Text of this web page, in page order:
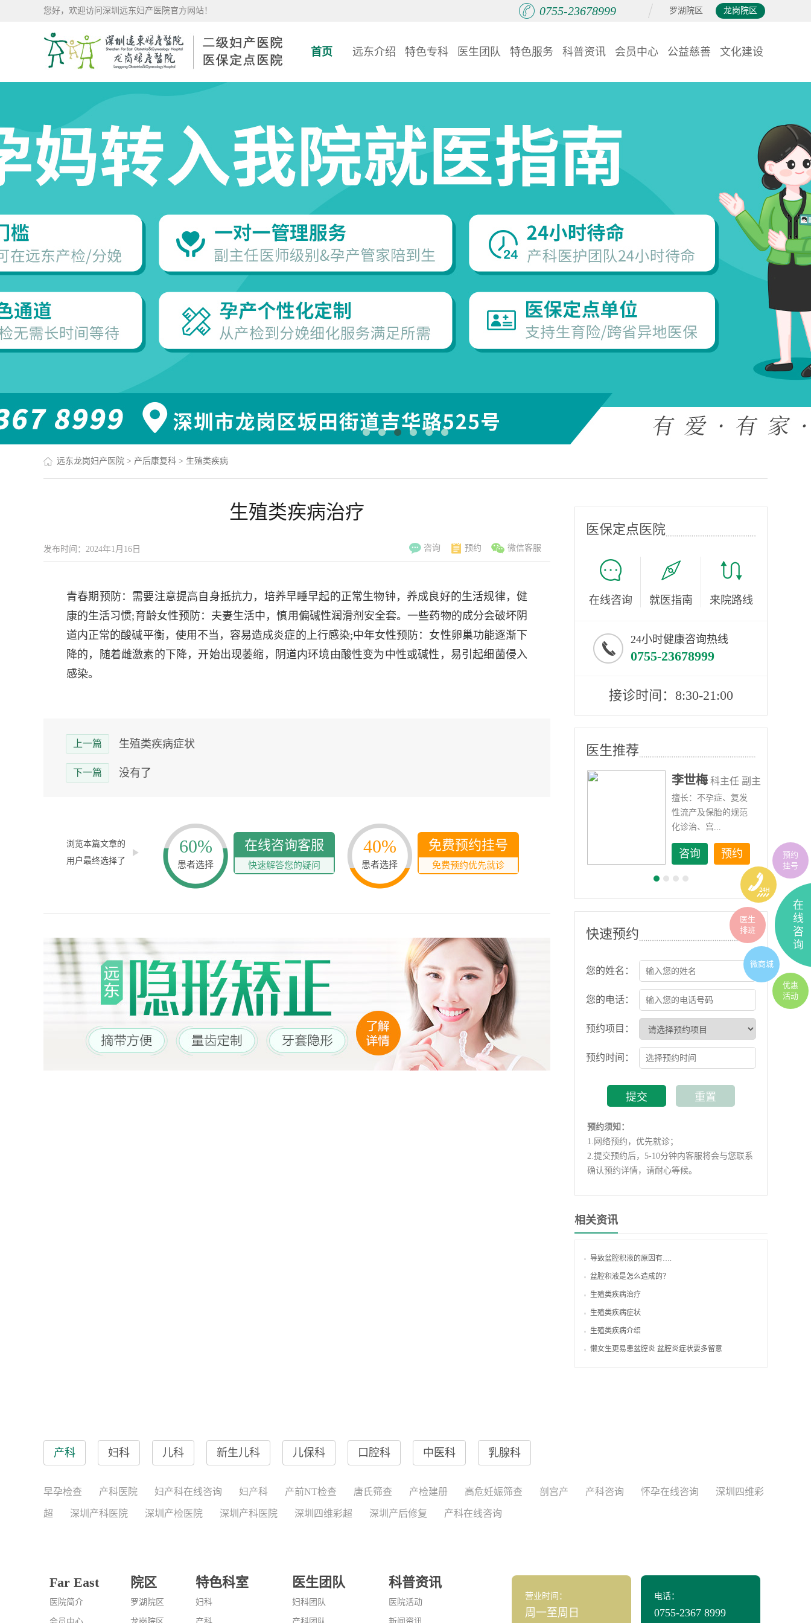
您好，欢迎访问深圳远东妇产医院官方网站！ 罗湖院区 龙岗院区
0755-23678999
首页 远东介绍 特色专科 医生团队 特色服务 科普资讯 会员中心 公益慈善 文化建设
远东龙岗妇产医院 > 产后康复科 > 生殖类疾病
生殖类疾病治疗
发布时间：2024年1月16日 咨询 预约 微信客服
青春期预防：需要注意提高自身抵抗力，培养早睡早起的正常生物钟，养成良好的生活规律，健
康的生活习惯;育龄女性预防：夫妻生活中，慎用偏碱性润滑剂安全套。一些药物的成分会破坏阴
道内正常的酸碱平衡，使用不当，容易造成炎症的上行感染;中年女性预防：女性卵巢功能逐渐下
降的，随着雌激素的下降，开始出现萎缩，阴道内环境由酸性变为中性或碱性，易引起细菌侵入
感染。
上一篇 生殖类疾病症状
下一篇 没有了
浏览本篇文章的
用户最终选择了
60%
患者选择
在线咨询客服
快速解答您的疑问
40%
患者选择
免费预约挂号
免费预约优先就诊
医保定点医院
在线咨询 就医指南 来院路线
24小时健康咨询热线
0755-23678999
接诊时间：8:30-21:00
医生推荐
咨询
李世梅 科主任 副主
任医师
擅长：不孕症、复发
性流产及保胎的规范
化诊治、宫...
咨询 预约
快速预约
您的姓名：
您的电话：
预约项目：
预约时间：
预约须知：
1. 网络预约，优先就诊；
2.提交预约后，5-10分钟内客服将会与您联系
确认预约详情，请耐心等候。
相关资讯
导致盆腔积液的原因有….
盆腔积液是怎么造成的？
生殖类疾病治疗
生殖类疾病症状
生殖类疾病介绍
懒女生更易患盆腔炎 盆腔炎症状要多留意
产科 妇科 儿科 新生儿科 儿保科 口腔科 中医科 乳腺科
早孕检查 产科医院 妇产科在线咨询 妇产科 产前NT检查 唐氏筛查 产检建册 高危妊娠筛查 剖宫产 产科咨询 怀孕在线咨询 深圳四维彩
超 深圳产科医院 深圳产检医院 深圳产科医院 深圳四维彩超 深圳产后修复 产科在线咨询
Far East
医院简介
院区
罗湖院区
特色科室
妇科
医生团队
妇科团队
科普资讯
医院活动
营业时间：
周一至周日
电话：
0755-2367 8999
在
线
咨
询
预约
挂号
医生
排班
微商城
优惠
活动